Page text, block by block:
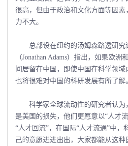
很高，但由于政治和文化方面等因素
力不大。
总部设在纽约的汤姆森路透研究
（Jonathan Adams）指出，如果欧
间居留在中国，即使中国在科学领域
也将很难对中国的科研发展有所了解
科学家全球流动性的研究者认为
是美国的损失，他们更愿意以“人才
“人才回流”，在国际“人才流通”中，
己的意愿进进出出，大家都能从这